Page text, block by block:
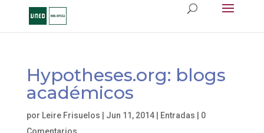
Hypotheses.org: blogs
académicos
por Leire Frisuelos Jun 11, 2014| Entradas
0